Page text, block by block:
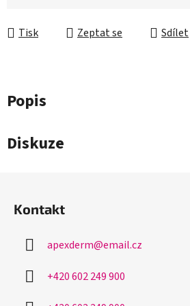
Tisk Zeptat se Sdílet
Popis
Diskuze
Kontakt
apexderm@email.cz
+420 602 249 900